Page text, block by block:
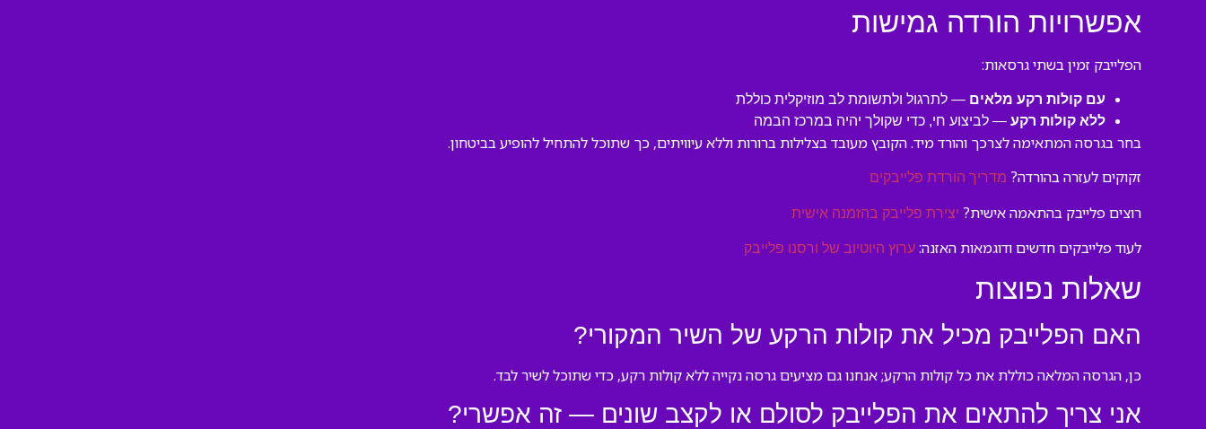
אפשרויות הורדה גמישות
הפלייבק זמין בשתי גרסאות:
עם קולות רקע מלאים — לתרגול ולתשומת לב מוזיקלית כוללת
ללא קולות רקע — לביצוע חי, כדי שקולך יהיה במרכז הבמה
בחר בגרסה המתאימה לצרכך והורד מיד. הקובץ מעובד בצלילות ברורות וללא עיוויתים, כך שתוכל להתחיל להופיע בביטחון.
זקוקים לעזרה בהורדה? מדריך הורדת פלייבקים
רוצים פלייבק בהתאמה אישית? יצירת פלייבק בהזמנה אישית
לעוד פלייבקים חדשים ודוגמאות האזנה: ערוץ היוטיוב של ורסנו פלייבק
שאלות נפוצות
האם הפלייבק מכיל את קולות הרקע של השיר המקורי?
כן, הגרסה המלאה כוללת את כל קולות הרקע; אנחנו גם מציעים גרסה נקייה ללא קולות רקע, כדי שתוכל לשיר לבד.
אני צריך להתאים את הפלייבק לסולם או לקצב שונים — זה אפשרי?